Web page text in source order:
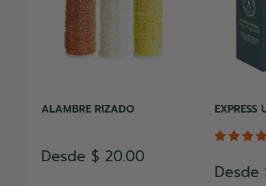
ALAMBRE RIZADO
Precio
Desde $ 20.00
EXPRESS
Precio
Desde